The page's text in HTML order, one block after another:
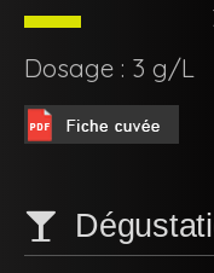
Dosage : 3 g/L